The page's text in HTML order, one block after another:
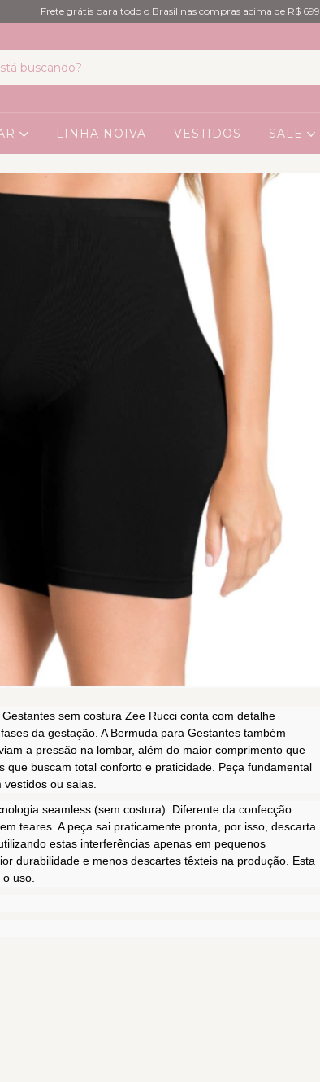
Frete grátis para todo o Brasil nas compras acima de R$ 699
LINHA NOIVA VESTIDOS SALE
sem costura Zee Rucci conta com detalhe
da gestação. A Bermuda para Gestantes também
a pressão na lombar, além do maior comprimento que
buscam total conforto e praticidade. Peça fundamental
ou saias.
seamless (sem costura). Diferente da confecção
teares. A peça sai praticamente pronta, por isso, descarta
estas interferências apenas em pequenos
durabilidade e menos descartes têxteis na produção. Esta
uso.